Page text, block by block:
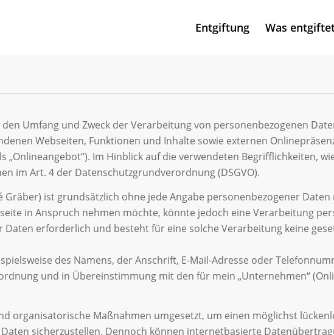
Entgiftung Was
Umfang und Zweck der Verarbeitung von personenbezogenen
Webseiten, Funktionen und Inhalte sowie externen
Im Hinblick auf die verwendeten Begrifflichkeiten,
im Art. 4 der Datenschutzgrundverordnung (DSGVO).
ist grundsätzlich ohne jede Angabe personenbezogener
in Anspruch nehmen möchte, könnte jedoch eine Verarbeitung
erforderlich und besteht für eine solche Verarbeitung keine
des Namens, der Anschrift, E-Mail-Adresse oder
und in Übereinstimmung mit den für mein „Unternehmen“
organisatorische Maßnahmen umgesetzt, um einen möglichst
sicherzustellen. Dennoch können internetbasierte